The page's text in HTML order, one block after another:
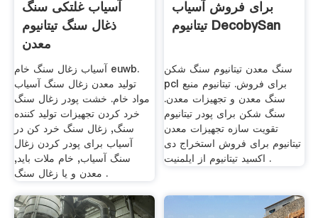
آسیاب غلتکی سنگ
ذغال سنگ تیتانیوم
معدن
آسیاب زغال سنگ خام euwb.
تولید معدن زغال سنگ آسیاب
مواد خام. خشت پودر زغال سنگ
خرد کردن تجهیزات تولید کننده
سنگ, زغال سنگ خرد کن در
آسیاب برای پودر کردن زغال
سنگ آسیاب, خام ملات باید,
معدن و یا زغال سنگ .
برای فروش آسیاب
تیتانیوم DecobySan
سنگ معدن تیتانیوم سنگ شکن
pcl برای فروش. تیتانیوم منبع
سنگ معدن و تجهیزات معدن.
سنگ شکن برای پودر تیتانیوم
تقویت سازه تجهیزات معدن
تیتانیوم برای فروش استخراج دی
اکسید تیتانیوم از ایلمنیت .